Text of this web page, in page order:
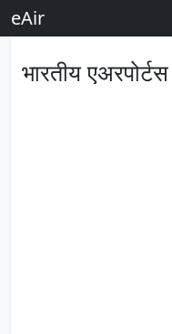
eAir
भारतीय एअरपोर्टस